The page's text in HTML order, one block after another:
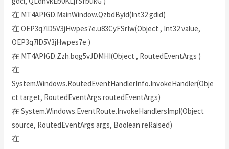
在 MT4APIGD.MainWindow.QzbdByid(Int32 gdid)
在 OEP3q7lD5V3jHwpes7e.u83CyFSrIw(Object , Int32 value,
OEP3q7lD5V3jHwpes7e )
在 MT4APIGD.Zzh.bqg5vJDMHI(Object , RoutedEventArgs )
在
System.Windows.RoutedEventHandlerInfo.InvokeHandler(Obje
ct target, RoutedEventArgs routedEventArgs)
在 System.Windows.EventRoute.InvokeHandlersImpl(Object
source, RoutedEventArgs args, Boolean reRaised)
在